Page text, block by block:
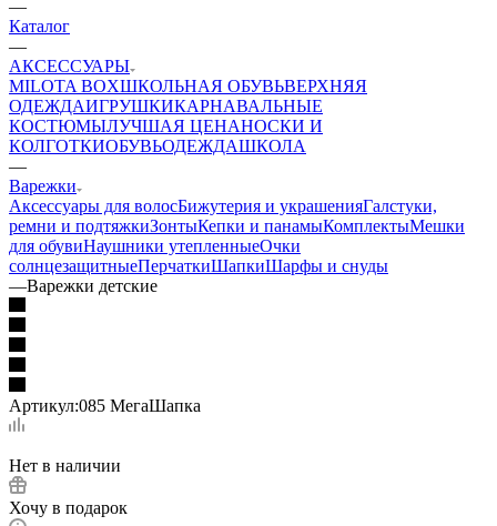
—
Каталог
—
АКСЕССУАРЫ
MILOTA BOXШКОЛЬНАЯ ОБУВЬВЕРХНЯЯ
ОДЕЖДАИГРУШКИКАРНАВАЛЬНЫЕ
КОСТЮМЫЛУЧШАЯ ЦЕНАНОСКИ И
КОЛГОТКИОБУВЬОДЕЖДАШКОЛА
—
Варежки
Аксессуары для волосБижутерия и украшенияГалстуки,
ремни и подтяжкиЗонтыКепки и панамыКомплектыМешки
для обувиНаушники утепленныеОчки
солнцезащитныеПерчаткиШапкиШарфы и снуды
—Варежки детские
Артикул:085 МегаШапка
Нет в наличии
Хочу в подарок